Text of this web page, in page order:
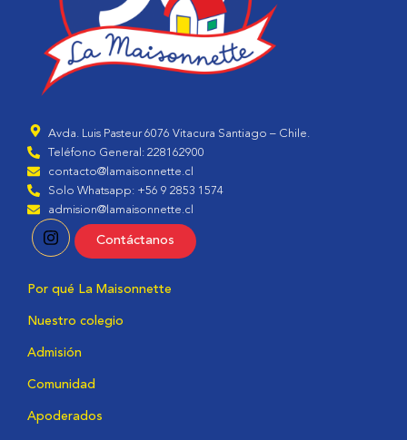
Avda. Luis Pasteur 6076 Vitacura Santiago – Chile.
Teléfono General: 228162900
contacto@lamaisonnette.cl
Solo Whatsapp: +56 9 2853 1574
admision@lamaisonnette.cl
Contáctanos
Por qué La Maisonnette
Nuestro colegio
Admisión
Comunidad
Apoderados